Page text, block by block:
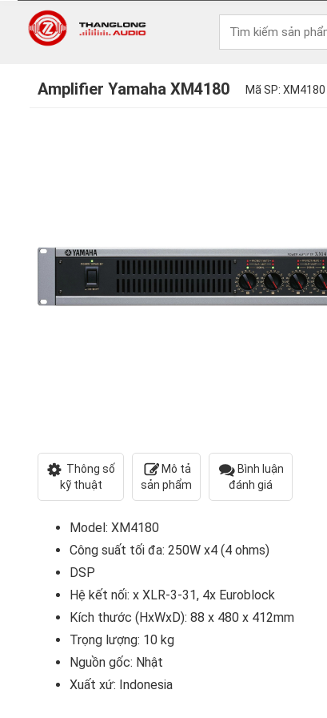
Amplifier Yamaha XM4180 Mã SP: XM4180 |
Thông số
kỹ thuật
Mô tả
sản phẩm
Bình luận
đánh giá
Model: XM4180
Công suất tối đa: 250W x4 (4 ohms)
DSP
Hệ kết nối: x XLR-3-31, 4x Euroblock
Kích thước (HxWxD): 88 x 480 x 412mm
Trọng lượng: 10 kg
Nguồn gốc: Nhật
Xuất xứ: Indonesia